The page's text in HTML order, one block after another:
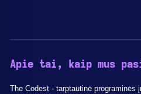
Apie tai, kaip mus
The Codest - tarptautinė programinės